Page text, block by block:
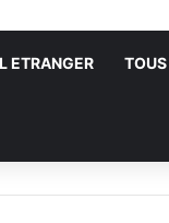
ETRANGER